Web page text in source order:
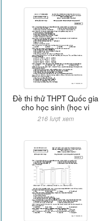
Đề thi thử THPT Quốc gia
cho học sinh (học vi
216 lượt xem